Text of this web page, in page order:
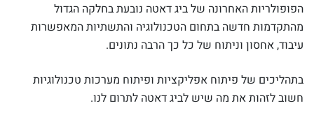
הפופולריות האחרונה של ביג דאטה נובעת בחלקה הגדול
מהתקדמות חדשה בתחום הטכנולוגיה והתשתיות המאפשרות
עיבוד, אחסון וניתוח של כל כך הרבה נתונים.
בתהליכים של פיתוח אפליקציות ופיתוח מערכות טכנולוגיות
חשוב לזהות את מה שיש לביג דאטה לתרום לנו.